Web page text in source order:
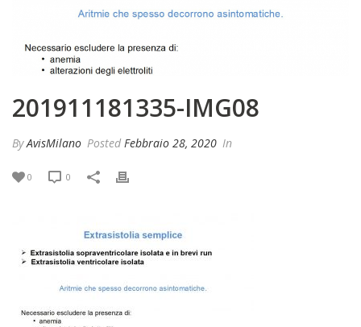
201911181335-IMG08
ByAvisMilano Posted Febbraio 28, 2020 In
0 0